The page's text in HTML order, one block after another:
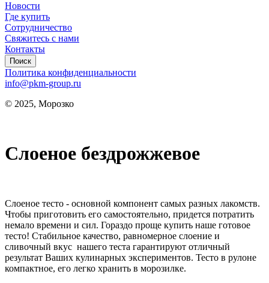
Новости
Где купить
Сотрудничество
Свяжитесь с нами
Контакты
Поиск
Политика конфиденциальности
info@pkm-group.ru
© 2025, Морозко
Слоеное бездрожжевое
Слоеное тесто - основной компонент самых разных лакомств.
Чтобы приготовить его самостоятельно, придется потратить
немало времени и сил. Гораздо проще купить наше готовое
тесто! Стабильное качество, равномерное слоение и
сливочный вкус нашего теста гарантируют отличный
результат Ваших кулинарных экспериментов. Тесто в рулоне
компактное, его легко хранить в морозилке.